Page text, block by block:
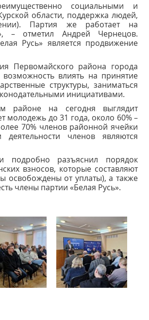
социальными и
области, поддержка людей,
Партия же работает на
– отметил Андрей Чернецов.
Русь» является продвижение
Первомайского района города
влиять на принятие
структуры, заниматься
инициативами.
районе на сегодня выглядит
молодежь до 31 года, около 60% –
70% членов районной ячейки
членов являются
подробно разъяснил порядок
взносов, которые составляют
освобождены от уплаты), а также
члены партии «Белая Русь».